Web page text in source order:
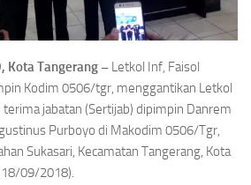
Kota Tangerang – Letkol Inf, Faisol
Kodim 0506/tgr, menggantikan Letkol
terima jabatan (Sertijab) dipimpin Danrem
Purboyo di Makodim 0506/Tgr,
Sukasari, Kecamatan Tangerang, Kota
09/2018).